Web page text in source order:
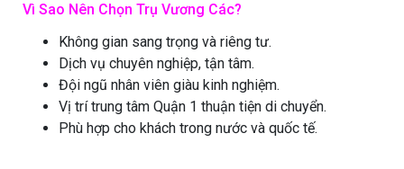
Vì Sao Nên Chọn Trụ Vương Các?
Không gian sang trọng và riêng tư.
Dịch vụ chuyên nghiệp, tận tâm.
Đội ngũ nhân viên giàu kinh nghiệm.
Vị trí trung tâm Quận 1 thuận tiện di chuyển.
Phù hợp cho khách trong nước và quốc tế.